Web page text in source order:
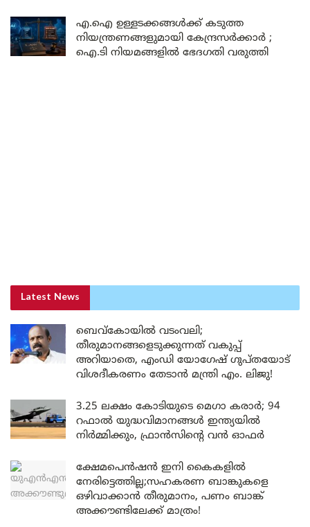
എ.ഐ ഉള്ളടക്കങ്ങൾക്ക് കടുത്ത
നിയന്ത്രണങ്ങളുമായി കേന്ദ്രസർക്കാർ ;
ഐ.ടി നിയമങ്ങളിൽ ഭേദഗതി വരുത്തി
Latest News
ബെവ്കോയിൽ വടംവലി;
തീരുമാനങ്ങളെടുക്കുന്നത് വകുപ്പ്
അറിയാതെ, എംഡി യോഗേഷ് ഗുപ്തയോട്
വിശദീകരണം തേടാൻ മന്ത്രി എം. ലിജു!
3.25 ലക്ഷം കോടിയുടെ മെഗാ കരാർ; 94
റഫാൽ യുദ്ധവിമാനങ്ങൾ ഇന്ത്യയിൽ
നിർമ്മിക്കും, ഫ്രാൻസിന്റെ വൻ ഓഫർ
ക്ഷേമപെൻഷൻ ഇനി കൈകളിൽ
നേരിട്ടെത്തില്ല;സഹകരണ ബാങ്കുകളെ
ഒഴിവാക്കാൻ തീരുമാനം, പണം ബാങ്ക്
അക്കൗണ്ടിലേക്ക് മാത്രം!